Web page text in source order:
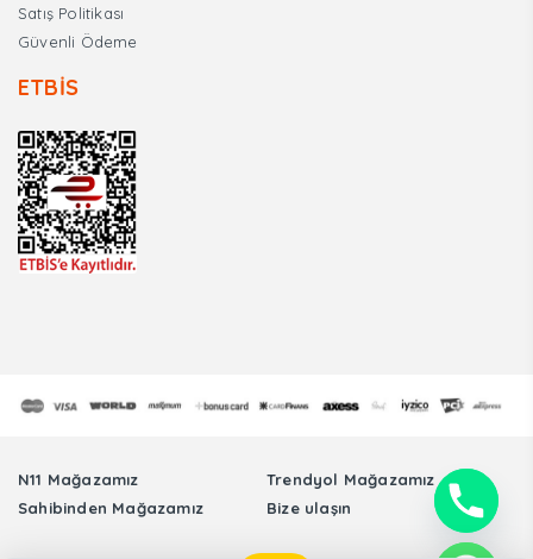
Satış Politikası
Güvenli Ödeme
ETBİS
N11 Mağazamız
Trendyol Mağazamız
Sahibinden Mağazamız
Bize ulaşın